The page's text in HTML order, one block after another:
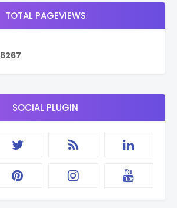
TOTAL PAGEVIEWS
6267
SOCIAL PLUGIN